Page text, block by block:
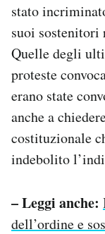
stato
suoi
Quelle degli
proteste
erano state
anche a
costituzionale
indebolito
– Leggi anche:
dell’ordine e